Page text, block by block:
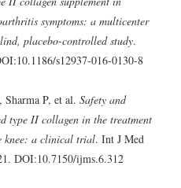
symptoms: a multicenter
placebo-controlled study.
s12937-016-0130-8
P, et al. Safety and
type II collagen in the treatment
knee: a clinical trial. Int J Med
DOI:10.7150/ijms.6.312